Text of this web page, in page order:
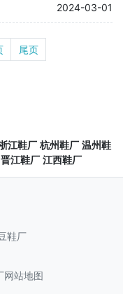
2024-03-01
尾页
江鞋厂 杭州鞋厂 温州鞋
晋江鞋厂 江西鞋厂
鞋厂
网站地图